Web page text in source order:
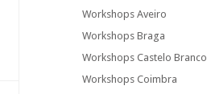
Workshops Aveiro
Workshops Braga
Workshops Castelo Branco
Workshops Coimbra